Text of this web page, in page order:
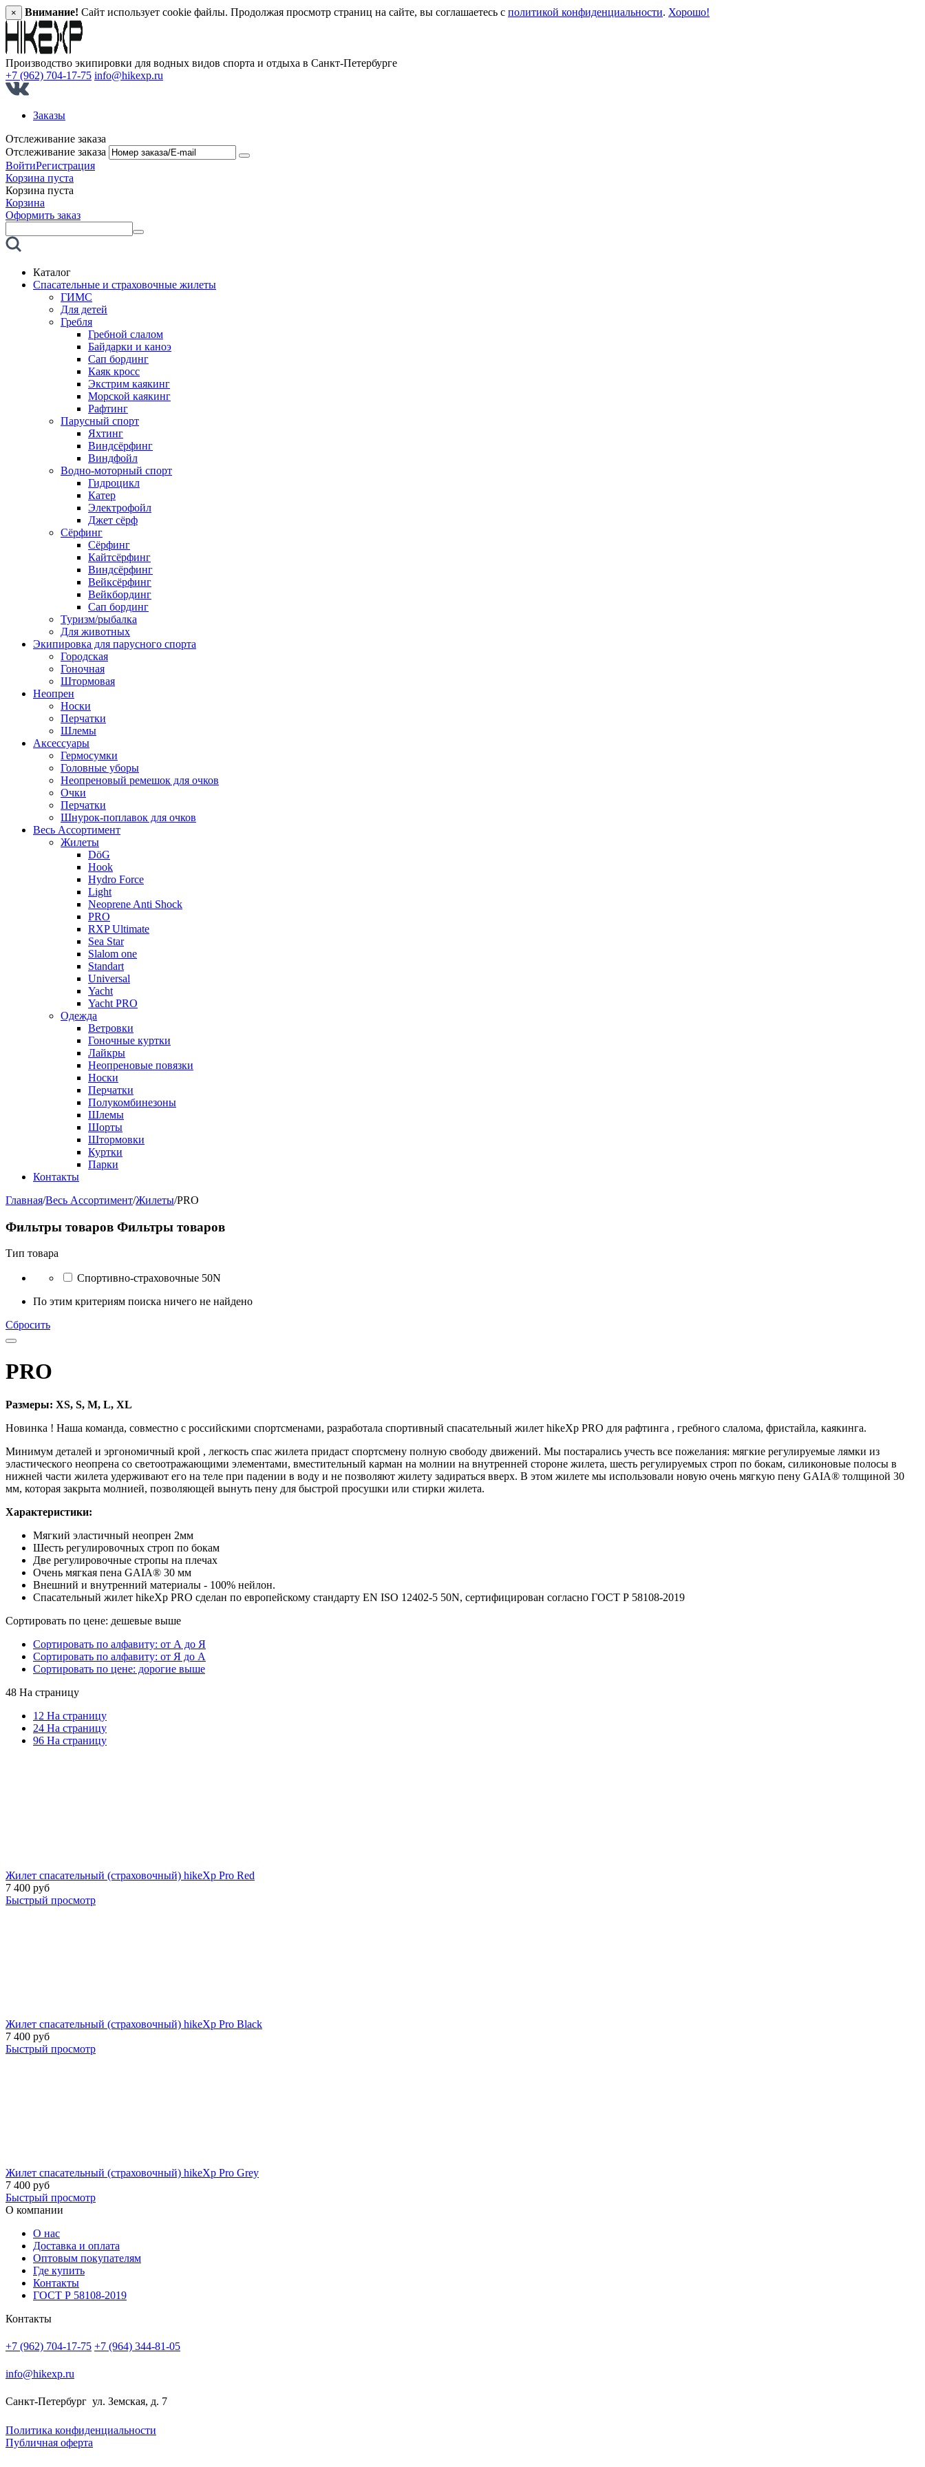
× Внимание! Сайт использует cookie файлы. Продолжая просмотр страниц на сайте, вы соглашаетесь с политикой конфиденциальности. Хорошо!
Производство экипировки для водных видов спорта и отдыха в Санкт‑Петербурге
+7 (962) 704-17-75 info@hikexp.ru
Заказы
Отслеживание заказа
Отслеживание заказа
ВойтиРегистрация
Корзина пуста
Корзина пуста
Корзина
Оформить заказ
Каталог
Спасательные и страховочные жилеты
ГИМС
Для детей
Гребля
Гребной слалом
Байдарки и каноэ
Сап бординг
Каяк кросс
Экстрим каякинг
Морской каякинг
Рафтинг
Парусный спорт
Яхтинг
Виндсёрфинг
Виндфойл
Водно-моторный спорт
Гидроцикл
Катер
Электрофойл
Джет сёрф
Сёрфинг
Сёрфинг
Кайтсёрфинг
Виндсёрфинг
Вейксёрфинг
Вейкбординг
Сап бординг
Туризм/рыбалка
Для животных
Экипировка для парусного спорта
Городская
Гоночная
Штормовая
Неопрен
Носки
Перчатки
Шлемы
Аксессуары
Гермосумки
Головные уборы
Неопреновый ремешок для очков
Очки
Перчатки
Шнурок-поплавок для очков
Весь Ассортимент
Жилеты
DöG
Hook
Hydro Force
Light
Neoprene Anti Shock
PRO
RXP Ultimate
Sea Star
Slalom one
Standart
Universal
Yacht
Yacht PRO
Одежда
Ветровки
Гоночные куртки
Лайкры
Неопреновые повязки
Носки
Перчатки
Полукомбинезоны
Шлемы
Шорты
Штормовки
Куртки
Парки
Контакты
Главная/Весь Ассортимент/Жилеты/PRO
Фильтры товаров Фильтры товаров
Тип товара
Спортивно-страховочные 50N
По этим критериям поиска ничего не найдено
Сбросить
PRO
Размеры: XS, S, M, L, XL
Новинка ! Наша команда, совместно с российскими спортсменами, разработала спортивный спасательный жилет hikeXp PRO для рафтинга , гребного слалома, фристайла, каякинга.
Минимум деталей и эргономичный крой , легкость спас жилета придаст спортсмену полную свободу движений. Мы постарались учесть все пожелания: мягкие регулируемые лямки из
эластического неопрена со светоотражающими элементами, вместительный карман на молнии на внутренней стороне жилета, шесть регулируемых строп по бокам, силиконовые полосы в
нижней части жилета удерживают его на теле при падении в воду и не позволяют жилету задираться вверх. В этом жилете мы использовали новую очень мягкую пену GAIA® толщиной 30
мм, которая закрыта молнией, позволяющей вынуть пену для быстрой просушки или стирки жилета.
Характеристики:
Мягкий эластичный неопрен 2мм
Шесть регулировочных строп по бокам
Две регулировочные стропы на плечах
Очень мягкая пена GAIA® 30 мм
Внешний и внутренний материалы - 100% нейлон.
Спасательный жилет hikeXp PRO сделан по европейскому стандарту EN ISO 12402-5 50N, сертифицирован согласно ГОСТ Р 58108-2019
Сортировать по цене: дешевые выше
Сортировать по алфавиту: от А до Я
Сортировать по алфавиту: от Я до А
Сортировать по цене: дорогие выше
48 На страницу
12 На страницу
24 На страницу
96 На страницу
Жилет спасательный (страховочный) hikeXp Pro Red
7 400 руб
Быстрый просмотр
Жилет спасательный (страховочный) hikeXp Pro Black
7 400 руб
Быстрый просмотр
Жилет спасательный (страховочный) hikeXp Pro Grey
7 400 руб
Быстрый просмотр
О компании
О нас
Доставка и оплата
Оптовым покупателям
Где купить
Контакты
ГОСТ Р 58108-2019
Контакты
+7 (962) 704-17-75 +7 (964) 344-81-05
info@hikexp.ru
Санкт-Петербург ул. Земская, д. 7
Политика конфиденциальности
Публичная оферта